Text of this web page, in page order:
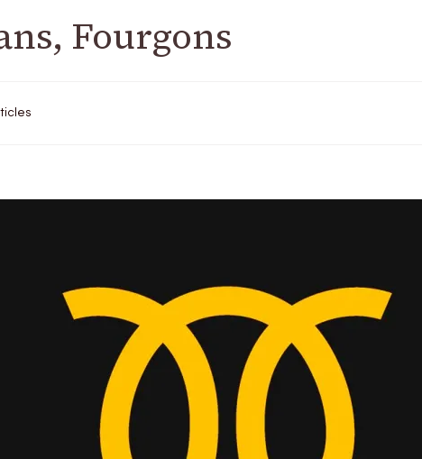
Fourgons